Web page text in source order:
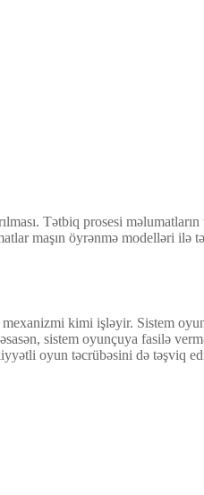
Tətbiq prosesi məlumatların
maşın öyrənmə modelləri ilə
mexanizmi kimi işləyir. Sistem
sistem oyunçuya fasilə
oyun təcrübəsini də təşviq